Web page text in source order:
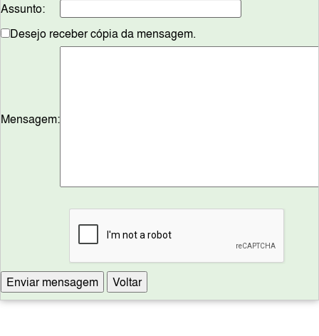
Assunto:
Desejo receber cópia da mensagem.
Mensagem: